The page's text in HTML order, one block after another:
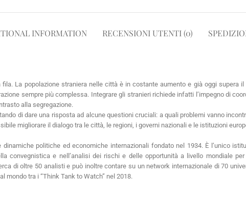
INFORMATION RECENSIONI UTENTI (0)
La popolazione straniera nelle città è in costante aumento e già oggi supera
sempre più complessa. Integrare gli stranieri richiede infatti l’impegno di
alla segregazione.
di dare una risposta ad alcune questioni cruciali: a quali problemi vanno
migliorare il dialogo tra le città, le regioni, i governi nazionali e le istituzioni
politiche ed economiche internazionali fondato nel 1934. È l’unico
convegnistica e nell’analisi dei rischi e delle opportunità a livello mondiale
di oltre 50 analisti e può inoltre contare su un network internazionale di 70
mondo tra i “Think Tank to Watch” nel 2018.